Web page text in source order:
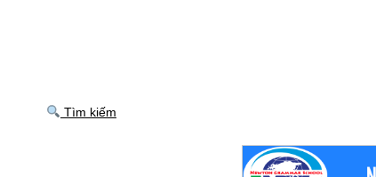
Tìm kiếm